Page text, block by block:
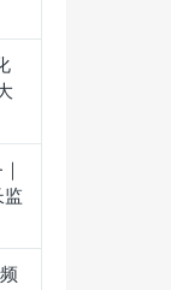
监